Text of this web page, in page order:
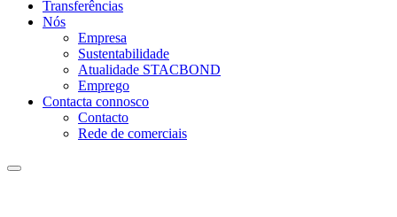
Transferências
Nós
Empresa
Sustentabilidade
Atualidade STACBOND
Emprego
Contacta connosco
Contacto
Rede de comerciais